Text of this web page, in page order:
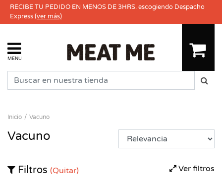
RECIBE TU PEDIDO EN MENOS DE 3HRS. escogiendo Despacho
Express(ver más)
MENU
Inicio Vacuno
Vacuno
Ver filtros
Filtros (Quitar)